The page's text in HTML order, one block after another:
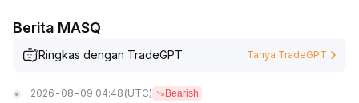
Berita MASQ
Ringkas dengan TradeGPT Tanya TradeGPT
2026-08-09 04:48 (UTC) Bearish